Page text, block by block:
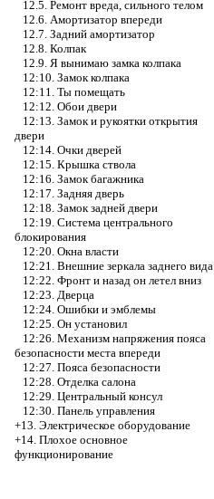
12.5. Ремонт вреда, сильного телом
12.6. Амортизатор впереди
12.7. Задний амортизатор
12.8. Колпак
12.9. Я вынимаю замка колпака
12:10. Замок колпака
12:11. Ты помещать
12:12. Обои двери
12:13. Замок и рукоятки открытия
двери
12:14. Очки дверей
12:15. Крышка ствола
12:16. Замок багажника
12:17. Задняя дверь
12:18. Замок задней двери
12:19. Система центрального
блокирования
12:20. Окна власти
12:21. Внешние зеркала заднего вида
12:22. Фронт и назад он летел вниз
12:23. Дверца
12:24. Ошибки и эмблемы
12:25. Он установил
12:26. Механизм напряжения пояса
безопасности места впереди
12:27. Пояса безопасности
12:28. Отделка салона
12:29. Центральный консул
12:30. Панель управления
+13. Электрическое оборудование
+14. Плохое основное
функционирование